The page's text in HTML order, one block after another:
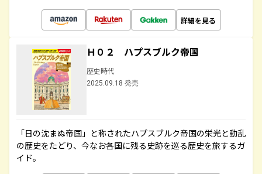
詳細を見る
Ｈ０２ ハプスブルク帝国
歴史時代
2025.09.18 発売
「日の沈まぬ帝国」と称されたハプスブルク帝国の栄光と動乱
の歴史をたどり、今なお各国に残る史跡を巡る歴史を旅するガ
イド。